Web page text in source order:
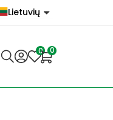
Lietuvių
Lietuvių
0 0